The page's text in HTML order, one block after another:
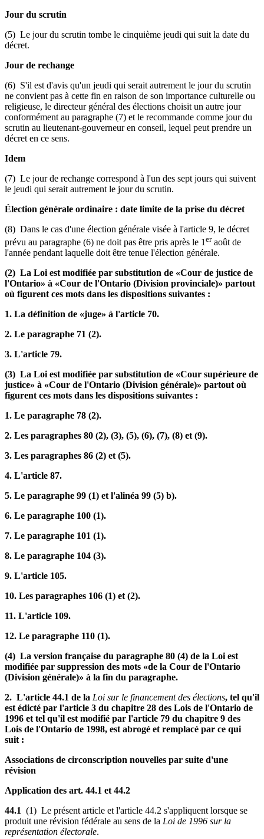
Jour du scrutin
(5) Le jour du scrutin tombe le cinquième jeudi qui suit la date du
décret.
Jour de rechange
(6) S'il est d'avis qu'un jeudi qui serait autrement le jour du scrutin
ne convient pas à cette fin en raison de son importance culturelle ou
religieuse, le directeur général des élections choisit un autre jour
conformément au paragraphe (7) et le recommande comme jour du
scrutin au lieutenant-gouverneur en conseil, lequel peut prendre un
décret en ce sens.
Idem
(7) Le jour de rechange correspond à l'un des sept jours qui suivent
le jeudi qui serait autrement le jour du scrutin.
Élection générale ordinaire : date limite de la prise du décret
(8) Dans le cas d'une élection générale visée à l'article 9, le décret
prévu au paragraphe (6) ne doit pas être pris après le 1 eraoût de
l'année pendant laquelle doit être tenue l'élection générale.
(2) La Loi est modifiée par substitution de «Cour de justice de
l'Ontario» à «Cour de l'Ontario (Division provinciale)» partout
où figurent ces mots dans les dispositions suivantes :
1. La définition de «juge» à l'article 70.
2. Le paragraphe 71 (2).
3. L'article 79.
(3) La Loi est modifiée par substitution de «Cour supérieure de
justice» à «Cour de l'Ontario (Division générale)» partout où
figurent ces mots dans les dispositions suivantes :
1. Le paragraphe 78 (2).
2. Les paragraphes 80 (2), (3), (5), (6), (7), (8) et (9).
3. Les paragraphes 86 (2) et (5).
4. L'article 87.
5. Le paragraphe 99 (1) et l'alinéa 99 (5) b).
6. Le paragraphe 100 (1).
7. Le paragraphe 101 (1).
8. Le paragraphe 104 (3).
9. L'article 105.
10. Les paragraphes 106 (1) et (2).
11. L'article 109.
12. Le paragraphe 110 (1).
(4) La version française du paragraphe 80 (4) de la Loi est
modifiée par suppression des mots «de la Cour de l'Ontario
(Division générale)» à la fin du paragraphe.
2. L'article 44.1 de la Loi sur le financement des élections, tel qu'il
est édicté par l'article 3 du chapitre 28 des Lois de l'Ontario de
1996 et tel qu'il est modifié par l'article 79 du chapitre 9 des
Lois de l'Ontario de 1998, est abrogé et remplacé par ce qui
suit :
Associations de circonscription nouvelles par suite d'une
révision
Application des art. 44.1 et 44.2
44.1 (1) Le présent article et l'article 44.2 s'appliquent lorsque se
produit une révision fédérale au sens de la Loi de 1996 sur la
représentation électorale.